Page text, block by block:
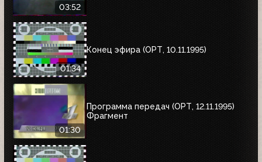
03:52
01:34
Конец эфира (ОРТ, 10.11.1995)
01:30
Программа передач (ОРТ, 12.11.1995)
Фрагмент